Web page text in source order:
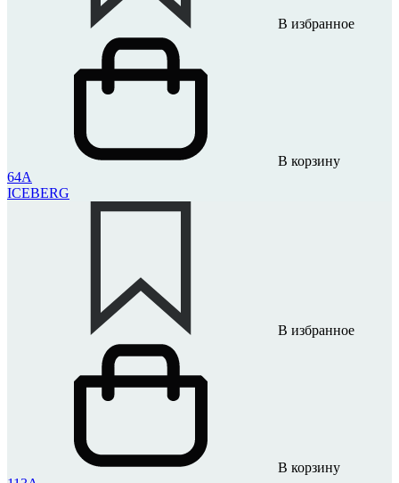
В избранное
В корзину
64A
ICEBERG
В избранное
В корзину